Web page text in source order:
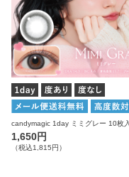
1,650円
（税込1,815円）